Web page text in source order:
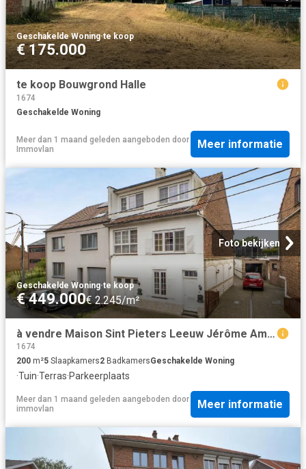
Geschakelde Woning·te koop
€ 175.000
te koop Bouwgrond Halle
1674
Geschakelde Woning
Meer dan 1 maand geleden aangeboden door
Immovlan
Meer informatie
Foto bekijken
Geschakelde Woning·te koop
€ 449.000€ 2.245/m²
à vendre Maison Sint Pieters Leeuw Jérôme Ameysstraat
1674
200 m²5 Slaapkamers2 BadkamersGeschakelde Woning
·Tuin·Terras·Parkeerplaats
Meer dan 1 maand geleden aangeboden door
immovlan
Meer informatie